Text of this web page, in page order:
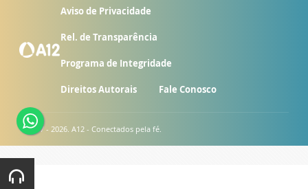
Aviso de Privacidade
Rel. de Transparência
Programa de Integridade
Direitos Autorais Fale Conosco
© 2007 - 2026. A12 - Conectados pela fé.